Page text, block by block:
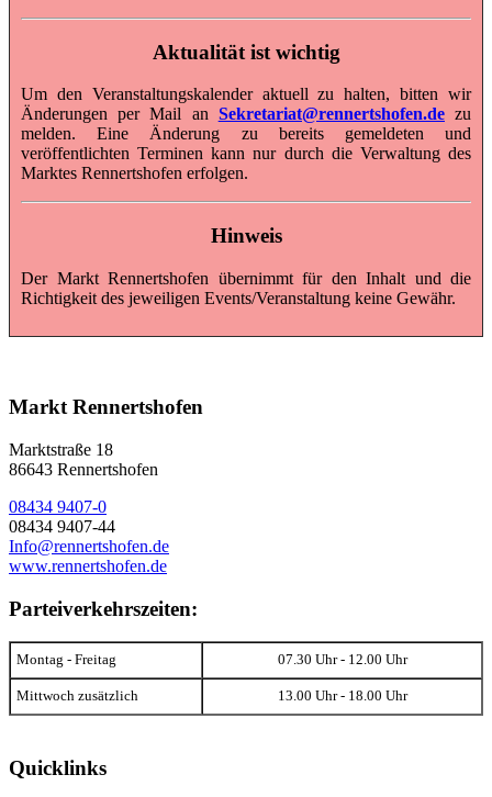
Aktualität ist wichtig
Um den Veranstaltungskalender aktuell zu halten, bitten wir
Änderungen per Mail an Sekretariat@rennertshofen.dezu
melden. Eine Änderung zu bereits gemeldeten und
veröffentlichten Terminen kann nur durch die Verwaltung des
Marktes Rennertshofen erfolgen.
Hinweis
Der Markt Rennertshofen übernimmt für den Inhalt und die
Richtigkeit des jeweiligen Events/Veranstaltung keine Gewähr.
Markt Rennertshofen
Marktstraße 18
86643 Rennertshofen
08434 9407-0
08434 9407-44
Info@rennertshofen.de
www.rennertshofen.de
Parteiverkehrszeiten:
Montag - Freitag 07.30 Uhr - 12.00 Uhr
Mittwoch zusätzlich 13.00 Uhr - 18.00 Uhr
Quicklinks